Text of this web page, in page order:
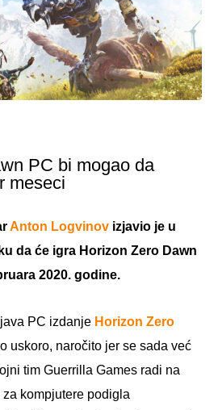
PC bi mogao da
meseci
Anton Logvinov izjavio je u
da će igra Horizon Zero Dawn
2020. godine.
PC izdanje Horizon Zero
uskoro, naročito jer se sada već
tim Guerrilla Games radi na
kompjutere podigla